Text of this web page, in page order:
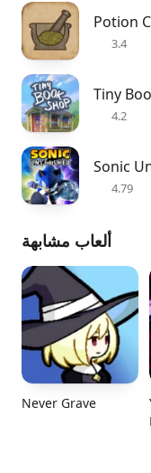
Potion
3.4
Tiny
4.2
Sonic
4.79
ألعاب مشابهة
Never Grave